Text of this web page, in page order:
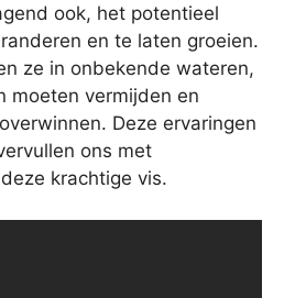
ook, het potentieel
en te laten groeien.
ze in onbekende wateren,
moeten vermijden en
Deze ervaringen
ons met
krachtige vis.